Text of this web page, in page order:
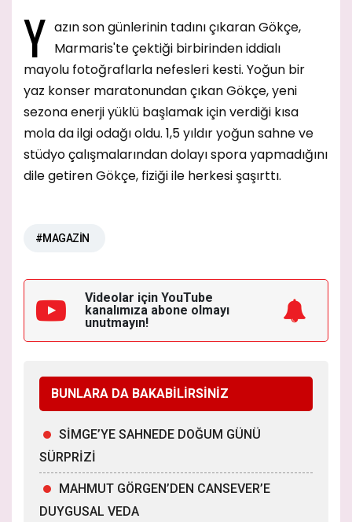
Y azın son günlerinin tadını çıkaran Gökçe,
Marmaris'te çektiği birbirinden iddialı
mayolu fotoğraflarla nefesleri kesti. Yoğun bir
yaz konser maratonundan çıkan Gökçe, yeni
sezona enerji yüklü başlamak için verdiği kısa
mola da ilgi odağı oldu. 1,5 yıldır yoğun sahne ve
stüdyo çalışmalarından dolayı spora yapmadığını
dile getiren Gökçe, fiziği ile herkesi şaşırttı.
#MAGAZİN
Videolar için YouTube
kanalımıza abone olmayı
unutmayın!
BUNLARA DA BAKABİLİRSİNİZ
SİMGE’YE SAHNEDE DOĞUM GÜNÜ
SÜRPRİZİ
MAHMUT GÖRGEN’DEN CANSEVER’E
DUYGUSAL VEDA